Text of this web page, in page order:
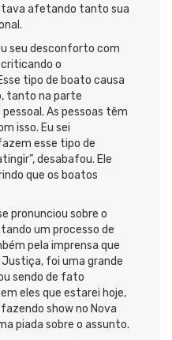
afetando tanto sua
seu desconforto com
o
tipo de boato causa
tanto na parte
As pessoas têm
isso. Eu sei
esse tipo de
desabafou. Ele
que os boatos
pronunciou sobre o
um processo de
pela imprensa que
foi uma grande
sendo de fato
eles que estarei hoje,
show no Nova
piada sobre o assunto.